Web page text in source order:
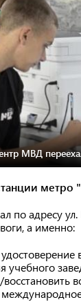
МВД
метро
по адресу
а именно:
учебного